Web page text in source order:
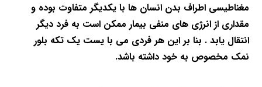
مغناطیسی اطراف بدن انسان ها با یکدیگر متفاوت بوده و
مقداری از انرژی های منفی بیمار ممکن است به فرد دیگر
انتقال یابد . بنا بر این هر فردی می با یست یک تکه بلور
نمک مخصوص بهخود داشته باشد.